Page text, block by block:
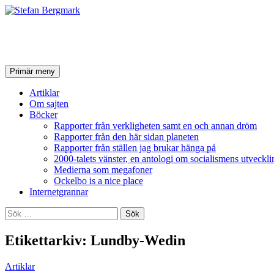
SökPrimär meny Hoppa
till
innehåll
Artiklar
Om sajten
Böcker
Rapporter från verkligheten samt en och annan dröm
Rapporter från den här sidan planeten
Rapporter från ställen jag brukar hänga på
2000-talets vänster, en antologi om socialismens
Medierna som megafoner
Ockelbo is a nice place
Internetgrannar
Sök
efter:
Etikettarkiv: Lundby-Wedin
Artiklar